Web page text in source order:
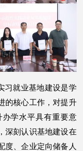
习就业基地建设是学
的核心工作，对提升
学水平具有重要意
深刻认识基地建设在
度、企业定向储备人